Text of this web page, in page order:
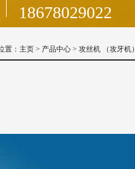
18678029022
置： 主页 > 产品中心 > 攻丝机 （攻牙机）